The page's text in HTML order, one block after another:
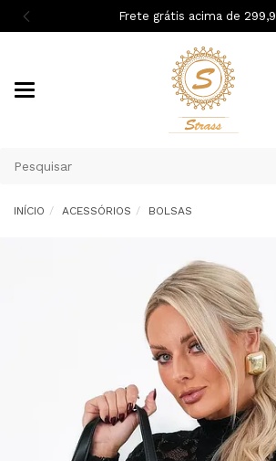
Frete grátis acima de 299,9
INÍCIO ACESSÓRIOS BOLSAS